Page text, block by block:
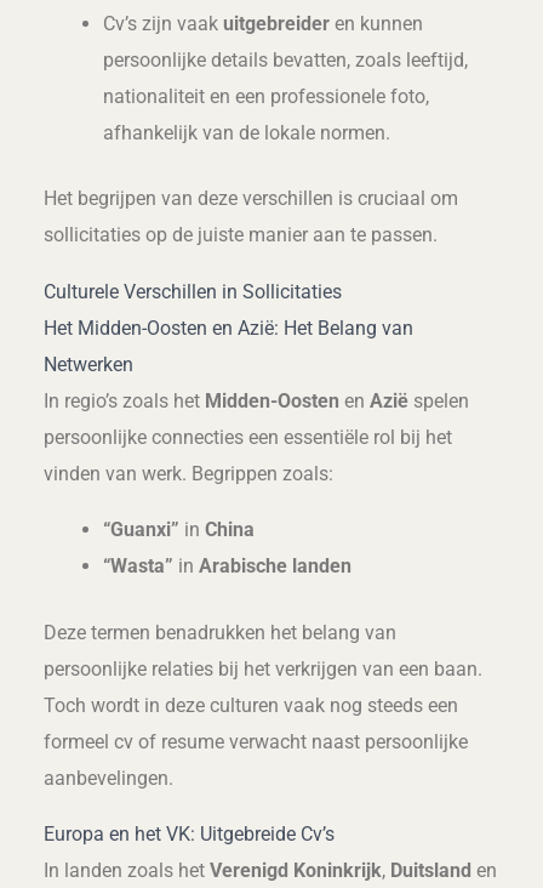
Cv’s zijn vaak uitgebreider en kunnen
persoonlijke details bevatten, zoals leeftijd,
nationaliteit en een professionele foto,
afhankelijk van de lokale normen.
Het begrijpen van deze verschillen is cruciaal om
sollicitaties op de juiste manier aan te passen.
Culturele Verschillen in Sollicitaties
Het Midden-Oosten en Azië: Het Belang van
Netwerken
In regio’s zoals het Midden-Oosten en Aziëspelen
persoonlijke connecties een essentiële rol bij het
vinden van werk. Begrippen zoals:
“Guanxi” inChina
“Wasta” inArabische landen
Deze termen benadrukken het belang van
persoonlijke relaties bij het verkrijgen van een baan.
Toch wordt in deze culturen vaak nog steeds een
formeel cv of resume verwacht naast persoonlijke
aanbevelingen.
Europa en het VK: Uitgebreide Cv’s
In landen zoals het Verenigd Koninkrijk, Duitsland en